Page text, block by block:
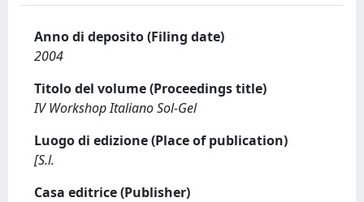
Anno di deposito (Filing date)
2004
Titolo del volume (Proceedings title)
IV Workshop Italiano Sol-Gel
Luogo di edizione (Place of publication)
[S.l.
Casa editrice (Publisher)